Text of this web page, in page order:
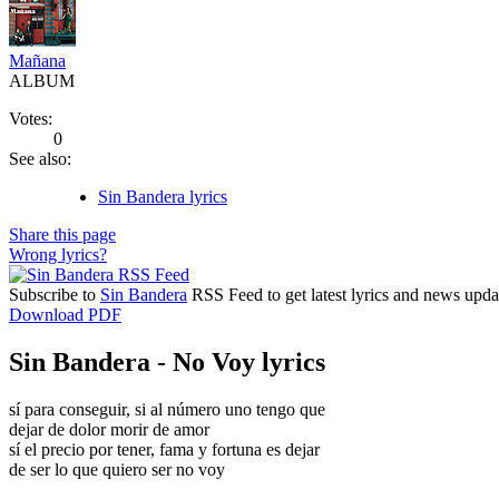
Mañana
ALBUM
Votes:
0
See also:
Sin Bandera lyrics
Share this page
Wrong lyrics?
Subscribe to Sin Bandera RSS Feed to get latest lyrics and news
Download PDF
Sin Bandera - No Voy lyrics
sí para conseguir, si al número uno tengo que
dejar de dolor morir de amor
sí el precio por tener, fama y fortuna es dejar
de ser lo que quiero ser no voy